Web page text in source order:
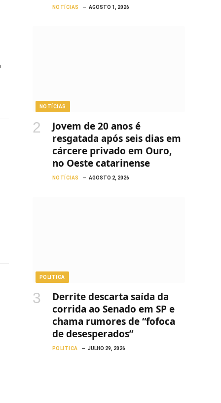
NOTÍCIAS AGOSTO 1, 2026
NOTÍCIAS
Jovem de 20 anos é
resgatada após seis dias em
cárcere privado em Ouro,
no Oeste catarinense
NOTÍCIAS AGOSTO 2, 2026
POLITICA
Derrite descarta saída da
corrida ao Senado em SP e
chama rumores de “fofoca
de desesperados”
POLITICA JULHO 29, 2026